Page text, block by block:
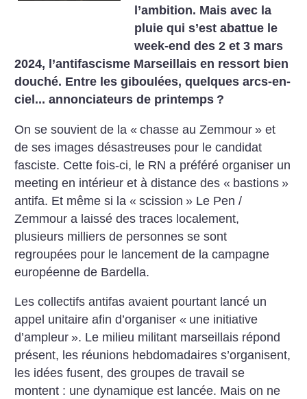
l’ambition. Mais avec la
pluie qui s’est abattue le
week-end des 2 et 3 mars
2024, l’antifascisme Marseillais en ressort bien
douché. Entre les giboulées, quelques arcs-en-
ciel... annonciateurs de printemps ?
On se souvient de la « chasse au Zemmour » et
de ses images désastreuses pour le candidat
fasciste. Cette fois-ci, le RN a préféré organiser un
meeting en intérieur et à distance des « bastions »
antifa. Et même si la « scission » Le Pen /
Zemmour a laissé des traces localement,
plusieurs milliers de personnes se sont
regroupées pour le lancement de la campagne
européenne de Bardella.
Les collectifs antifas avaient pourtant lancé un
appel unitaire afin d’organiser « une initiative
d’ampleur ». Le milieu militant marseillais répond
présent, les réunions hebdomadaires s’organisent,
les idées fusent, des groupes de travail se
montent : une dynamique est lancée. Mais on ne